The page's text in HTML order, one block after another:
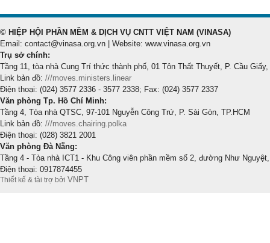
© HIỆP HỘI PHẦN MỀM & DỊCH VỤ CNTT VIỆT NAM (VINASA)
Email: contact@vinasa.org.vn | Website: www.vinasa.org.vn
Trụ sở chính:
Tầng 11, tòa nhà Cung Trí thức thành phố, 01 Tôn Thất Thuyết, P. Cầu Giấy,
Link bản đồ: ///moves.ministers.linear
Điện thoại: (024) 3577 2336 - 3577 2338; Fax: (024) 3577 2337
Văn phòng Tp. Hồ Chí Minh:
Tầng 4, Tòa nhà QTSC, 97-101 Nguyễn Công Trứ, P. Sài Gòn, TP.HCM
Link bản đồ: ///moves.chairing.polka
Điện thoại: (028) 3821 2001
Văn phòng Đà Nẵng:
Tầng 4 - Tòa nhà ICT1 - Khu Công viên phần mềm số 2, đường Như
Điện thoại: 0917874455
Thiết kế & tài trợ bởi VNPT